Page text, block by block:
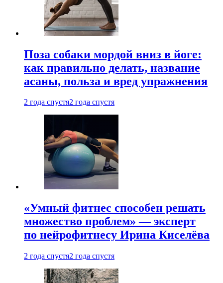
Поза собаки мордой вниз в йоге:
как правильно делать, название
асаны, польза и вред упражнения
2 года спустя2 года спустя
«Умный фитнес способен решать
множество проблем» — эксперт
по нейрофитнесу Ирина Киселёва
2 года спустя2 года спустя